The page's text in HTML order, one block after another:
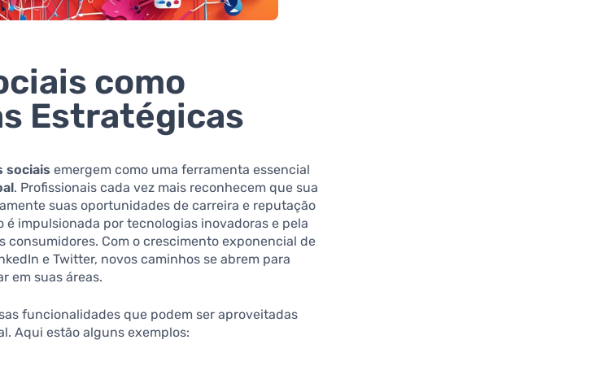
como
Estratégicas
sociais emergem como uma ferramenta essencial
. Profissionais cada vez mais reconhecem que sua
suas oportunidades de carreira e reputação
é impulsionada por tecnologias inovadoras e pela
consumidores. Com o crescimento exponencial de
e Twitter, novos caminhos se abrem para
em suas áreas.
funcionalidades que podem ser aproveitadas
Aqui estão alguns exemplos: